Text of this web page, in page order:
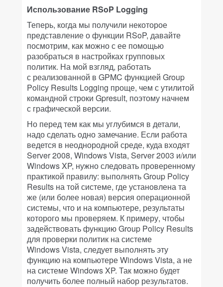
Использование RSoP Logging
Теперь, когда мы получили некоторое
представление о функции RSoP, давайте
посмотрим, как можно с ее помощью
разобраться в настройках групповых
политик. На мой взгляд, работать
с реализованной в GPMC функцией Group
Policy Results Logging проще, чем с утилитой
командной строки Gpresult, поэтому начнем
с графической версии.
Но перед тем как мы углубимся в детали,
надо сделать одно замечание. Если работа
ведется в неоднородной среде, куда входят
Server 2008, Windows Vista, Server 2003 и/или
Windows XP, нужно следовать проверенному
практикой правилу: выполнять Group Policy
Results на той системе, где установлена та
же (или более новая) версия операционной
системы, что и на компьютере, результаты
которого мы проверяем. К примеру, чтобы
задействовать функцию Group Policy Results
для проверки политик на системе
Windows Vista, следует выполнять эту
функцию на компьютере Windows Vista, а не
на системе Windows XP. Так можно будет
получить более полный набор результатов.